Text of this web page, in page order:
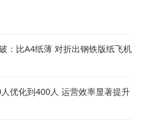
：比A4纸薄 对折出钢铁版纸飞机
优化到400人 运营效率显著提升